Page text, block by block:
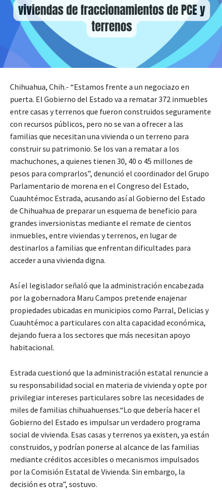
Chihuahua, Chih.- “Estamos frente a un negociazo en
puerta. El Gobierno del Estado va a rematar 372 inmuebles
entre casas y terrenos que fueron construidos seguramente
con recursos públicos, pero no se van a ofrecer a las
familias que necesitan una vivienda o un terreno para
construir su patrimonio. Se los van a rematar a los
machuchones, a quienes tienen 30, 40 o 45 millones de
pesos para comprarlos”, denunció el coordinador del Grupo
Parlamentario de morena en el Congreso del Estado,
Cuauhtémoc Estrada, acusando así al Gobierno del Estado
de Chihuahua de preparar un esquema de beneficio para
grandes inversionistas mediante el remate de cientos
inmuebles, entre viviendas y terrenos, en lugar de
destinarlos a familias que enfrentan dificultades para
acceder a una vivienda digna.
Así el legislador señaló que la administración encabezada
por la gobernadora Maru Campos pretende enajenar
propiedades ubicadas en municipios como Parral, Delicias y
Cuauhtémoc a particulares con alta capacidad económica,
dejando fuera a los sectores que más necesitan apoyo
habitacional.
Estrada cuestionó que la administración estatal renuncie a
su responsabilidad social en materia de vivienda y opte por
privilegiar intereses particulares sobre las necesidades de
miles de familias chihuahuenses.“Lo que debería hacer el
Gobierno del Estado es impulsar un verdadero programa
social de vivienda. Esas casas y terrenos ya existen, ya están
construidos, y podrían ponerse al alcance de las familias
mediante créditos accesibles o mecanismos impulsados
por la Comisión Estatal de Vivienda. Sin embargo, la
decisión es otra”, sostuvo.